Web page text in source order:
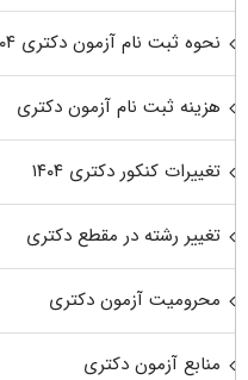
نحوه ثبت نام آزمون دکتری ۱۴۰۴
هزینه ثبت نام آزمون دکتری
تغییرات کنکور دکتری ۱۴۰۴
تغییر رشته در مقطع دکتری
محرومیت آزمون دکتری
منابع آزمون دکتری